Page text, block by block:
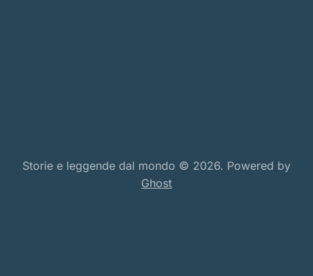
Storie e leggende dal mondo © 2026. Powered by
Ghost